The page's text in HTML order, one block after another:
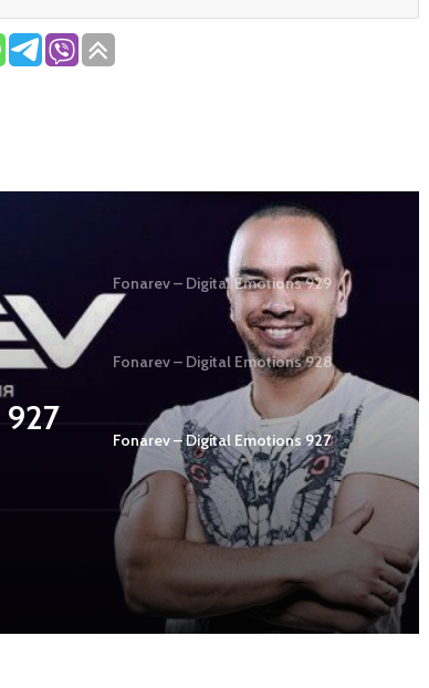
Fonarev – Digital Emotions 929
Fonarev – Digital Emotions 928
Fonarev – Digital Emotions 927